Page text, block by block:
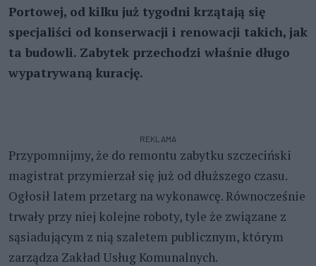
Portowej, od kilku już tygodni krzątają się
specjaliści od konserwacji i renowacji takich, jak
ta budowli. Zabytek przechodzi właśnie długo
wypatrywaną kurację.
REKLAMA
Przypomnijmy, że do remontu zabytku szczeciński
magistrat przymierzał się już od dłuższego czasu.
Ogłosił latem przetarg na wykonawcę. Równocześnie
trwały przy niej kolejne roboty, tyle że związane z
sąsiadującym z nią szaletem publicznym, którym
zarządza Zakład Usług Komunalnych.